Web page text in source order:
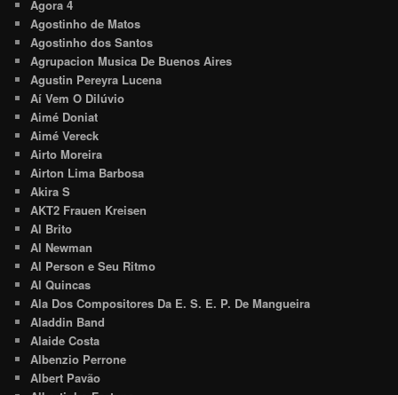
Agora 4
Agostinho de Matos
Agostinho dos Santos
Agrupacion Musica De Buenos Aires
Agustin Pereyra Lucena
Aí Vem O Dilúvio
Aimé Doniat
Aimé Vereck
Airto Moreira
Airton Lima Barbosa
Akira S
AKT2 Frauen Kreisen
Al Brito
Al Newman
Al Person e Seu Ritmo
Al Quincas
Ala Dos Compositores Da E. S. E. P. De Mangueira
Aladdin Band
Alaide Costa
Albenzio Perrone
Albert Pavão